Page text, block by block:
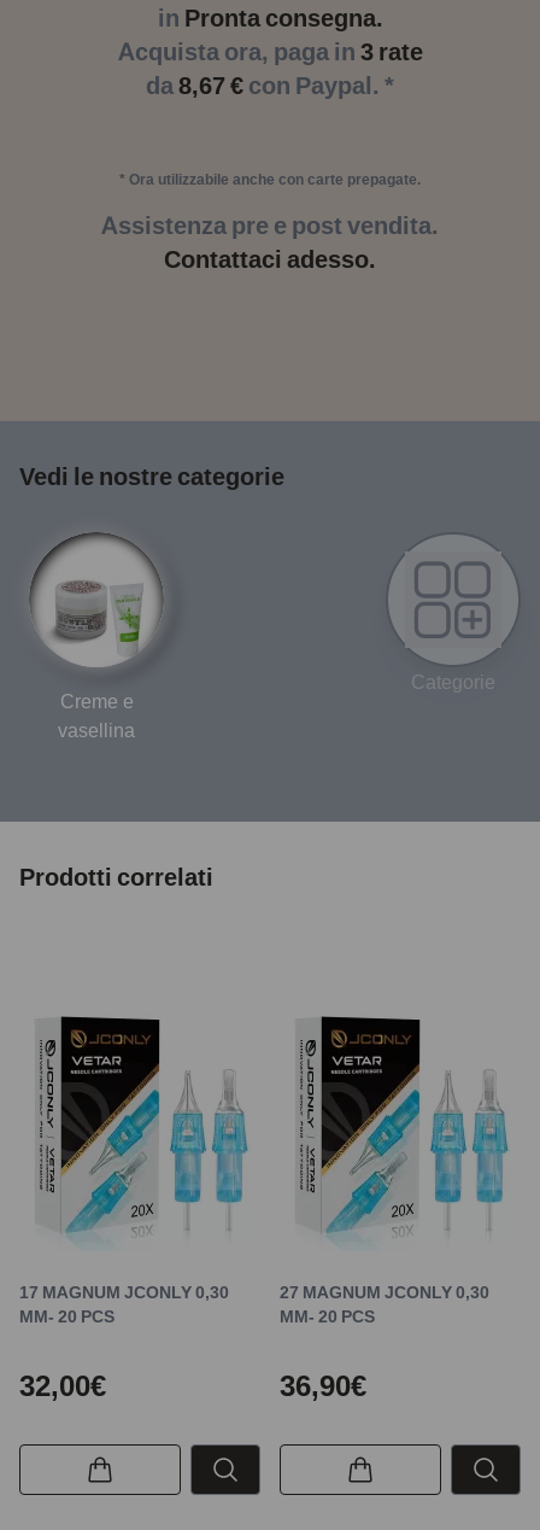
in Pronta consegna.
Acquista ora, paga in 3 rate
da8,67 € con Paypal. *
* Ora utilizzabile anche con carte prepagate.
Assistenza pre e post vendita.
Contattaci adesso.
Vedi le nostre categorie
Creme e
vasellina
Categorie
Prodotti correlati
17 MAGNUM JCONLY 0,30
MM- 20 PCS
32,00€
27 MAGNUM JCONLY 0,30
MM- 20 PCS
36,90€